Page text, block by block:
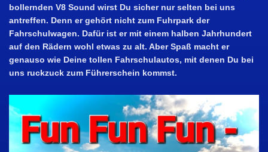
bollernden V8 Sound wirst Du sicher nur selten bei uns
antreffen. Denn er gehört nicht zum Fuhrpark der
Fahrschulwagen. Dafür ist er mit einem halben Jahrhundert
auf den Rädern wohl etwas zu alt. Aber Spaß macht er
genauso wie Deine tollen Fahrschulautos, mit denen Du bei
uns ruckzuck zum Führerschein kommst.